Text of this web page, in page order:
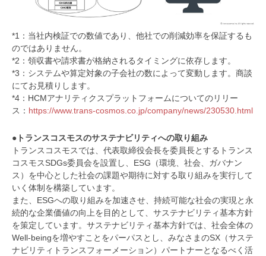
*1：当社内検証での数値であり、他社での削減効率を保証するも
のではありません。
*2：領収書や請求書が格納されるタイミングに依存します。
*3：システムや算定対象の子会社の数によって変動します。商談
にてお見積りします。
*4：HCMアナリティクスプラットフォームについてのリリー
ス： https://www.trans-cosmos.co.jp/company/news/230530.html
●トランスコスモスのサステナビリティへの取り組み
トランスコスモスでは、代表取締役会長を委員長とするトランス
コスモスSDGs委員会を設置し、ESG（環境、社会、ガバナン
ス）を中心とした社会の課題や期待に対する取り組みを実行して
いく体制を構築しています。
また、ESGへの取り組みを加速させ、持続可能な社会の実現と永
続的な企業価値の向上を目的として、サステナビリティ基本方針
を策定しています。サステナビリティ基本方針では、社会全体の
Well-beingを増やすことをパーパスとし、みなさまのSX（サステ
ナビリティトランスフォーメーション）パートナーとなるべく活